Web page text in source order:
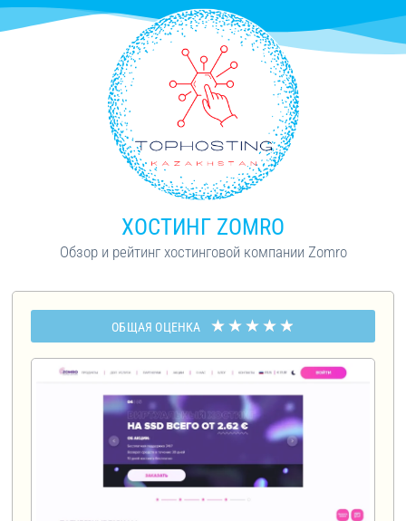
ХОСТИНГ ZOMRO
Обзор и рейтинг хостинговой компании Zomro
ОБЩАЯ ОЦЕНКА ★★★★★